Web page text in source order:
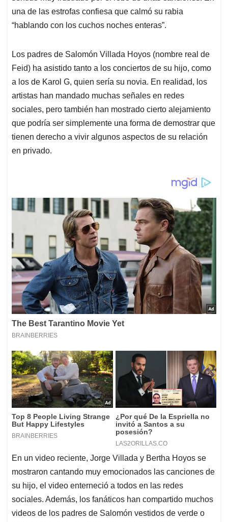
una de las estrofas confiesa que calmó su rabia
“hablando con los cuchos noches enteras”.
Los padres de Salomón Villada Hoyos (nombre real de
Feid) ha asistido tanto a los conciertos de su hijo, como
a los de Karol G, quien sería su novia. En realidad, los
artistas han mandado muchas señales en redes
sociales, pero también han mostrado cierto alejamiento
que podría ser simplemente una forma de demostrar que
tienen derecho a vivir algunos aspectos de su relación
en privado.
En un video reciente, Jorge Villada y Bertha Hoyos se
mostraron cantando muy emocionados las canciones de
su hijo, el video enterneció a todos en las redes
sociales. Además, los fanáticos han compartido muchos
videos de los padres de Salomón vestidos de verde o